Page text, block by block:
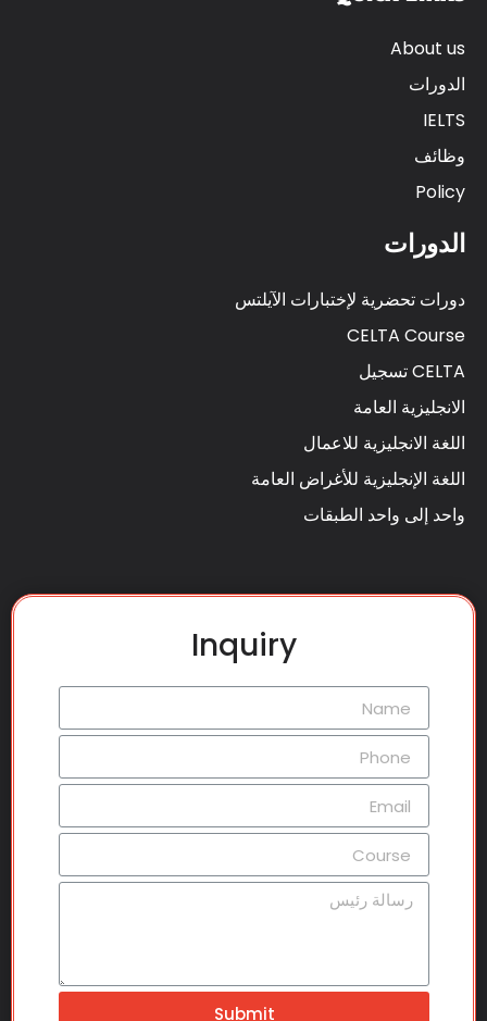
About us
الدورات
IELTS
وظائف
Policy
الدورات
دورات تحضرية لإختبارات الآيلتس
CELTA Course
CELTA تسجيل
الانجليزية العامة
اللغة الانجليزية للاعمال
اللغة الإنجليزية للأغراض العامة
واحد إلى واحد الطبقات
Inquiry
Submit